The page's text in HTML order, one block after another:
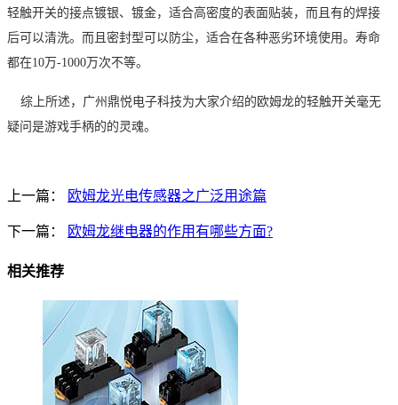
轻触开关的接点镀银、镀金，适合高密度的表面贴装，而且有的焊接
后可以清洗。而且密封型可以防尘，适合在各种恶劣环境使用。寿命
都在10万-1000万次不等。
综上所述，广州鼎悦电子科技为大家介绍的欧姆龙的轻触开关毫无
疑问是游戏手柄的的灵魂。
上一篇： 欧姆龙光电传感器之广泛用途篇
下一篇： 欧姆龙继电器的作用有哪些方面?
相关推荐